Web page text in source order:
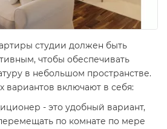
студии должен быть
чтобы обеспечивать
в небольшом пространстве.
вариантов включают в себя:
- это удобный вариант,
по комнате по мере